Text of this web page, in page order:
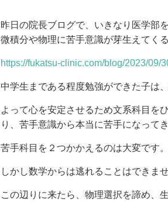
昨日の院長ブログで、いきなり医学部
微積分や物理に苦手意識が芽生えてく
https://fukatsu-clinic.com/blog/2023/09/
中学生まである程度勉強ができた子は
よって心を安定させるため文系科目を
り、苦手意識から本当に苦手になってき
苦手科目を２つかかえるのは大変です。
しかし数学からは逃れることはできませ
この辺りに来たら、物理選択を諦め、